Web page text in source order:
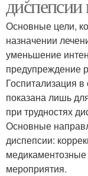
Основные цели,
назначении
уменьшение
предупреждение
Госпитализация
показана лишь
при трудностях
Основные
диспепсии:
медикаментозные
мероприятия.